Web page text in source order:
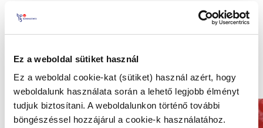
Ez a weboldal sütiket használ
Ez a weboldal cookie-kat (sütiket) használ azért, hogy
weboldalunk használata során a lehető legjobb élményt
tudjuk biztosítani. A weboldalunkon történő további
böngészéssel hozzájárul a cookie-k használatához.
Vissza az Hírekhez
Kapcsolódó hírek